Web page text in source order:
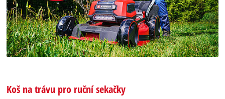
Koš na trávu pro ruční sekačky